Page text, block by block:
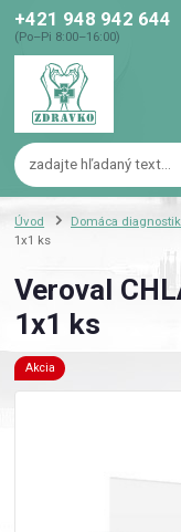
+421 948 942 644
(Po–Pi 8:00–16:00)
Úvod Domáca
1x1 ks
Veroval
1x1 ks
Akcia